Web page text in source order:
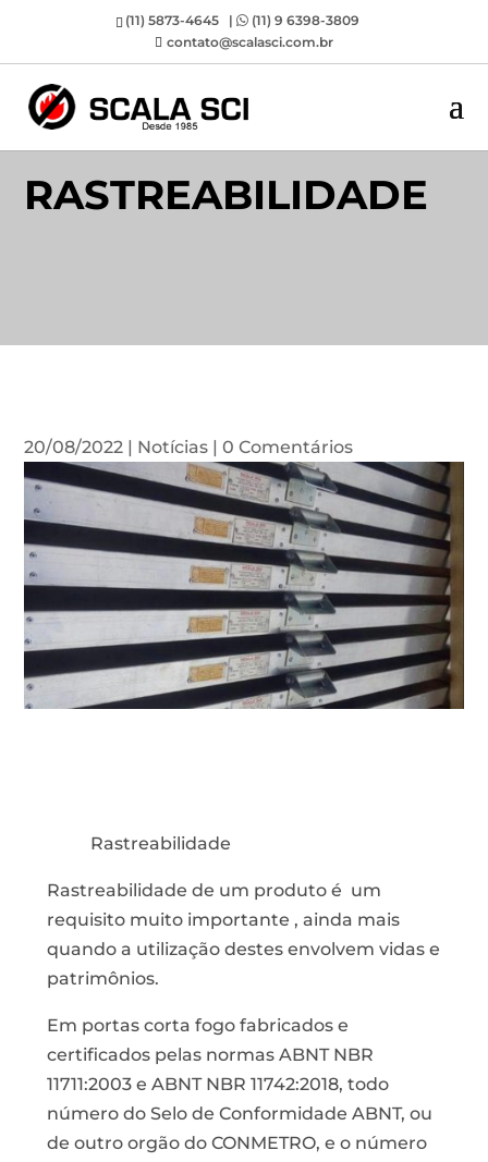
(11) 5873-4645 |
(11) 9 6398-3809
contato@scalasci.com.br
RASTREABILIDADE
20/08/2022 | Notícias |0 Comentários
Rastreabilidade
Rastreabilidade de um produto é um
requisito muito importante , ainda mais
quando a utilização destes envolvem vidas e
patrimônios.
Em portas corta fogo fabricados e
certificados pelas normas ABNT NBR
11711:2003 e ABNT NBR 11742:2018, todo
número do Selo de Conformidade ABNT, ou
de outro orgão do CONMETRO, e o número